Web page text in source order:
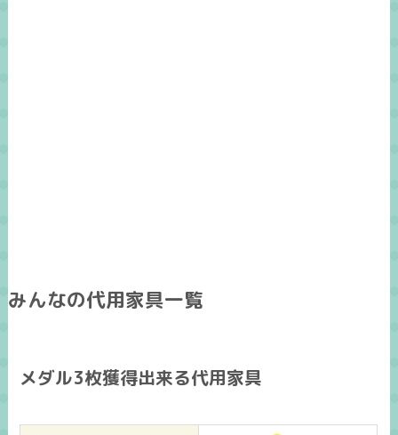
みんなの代用家具一覧
メダル3枚獲得出来る代用家具